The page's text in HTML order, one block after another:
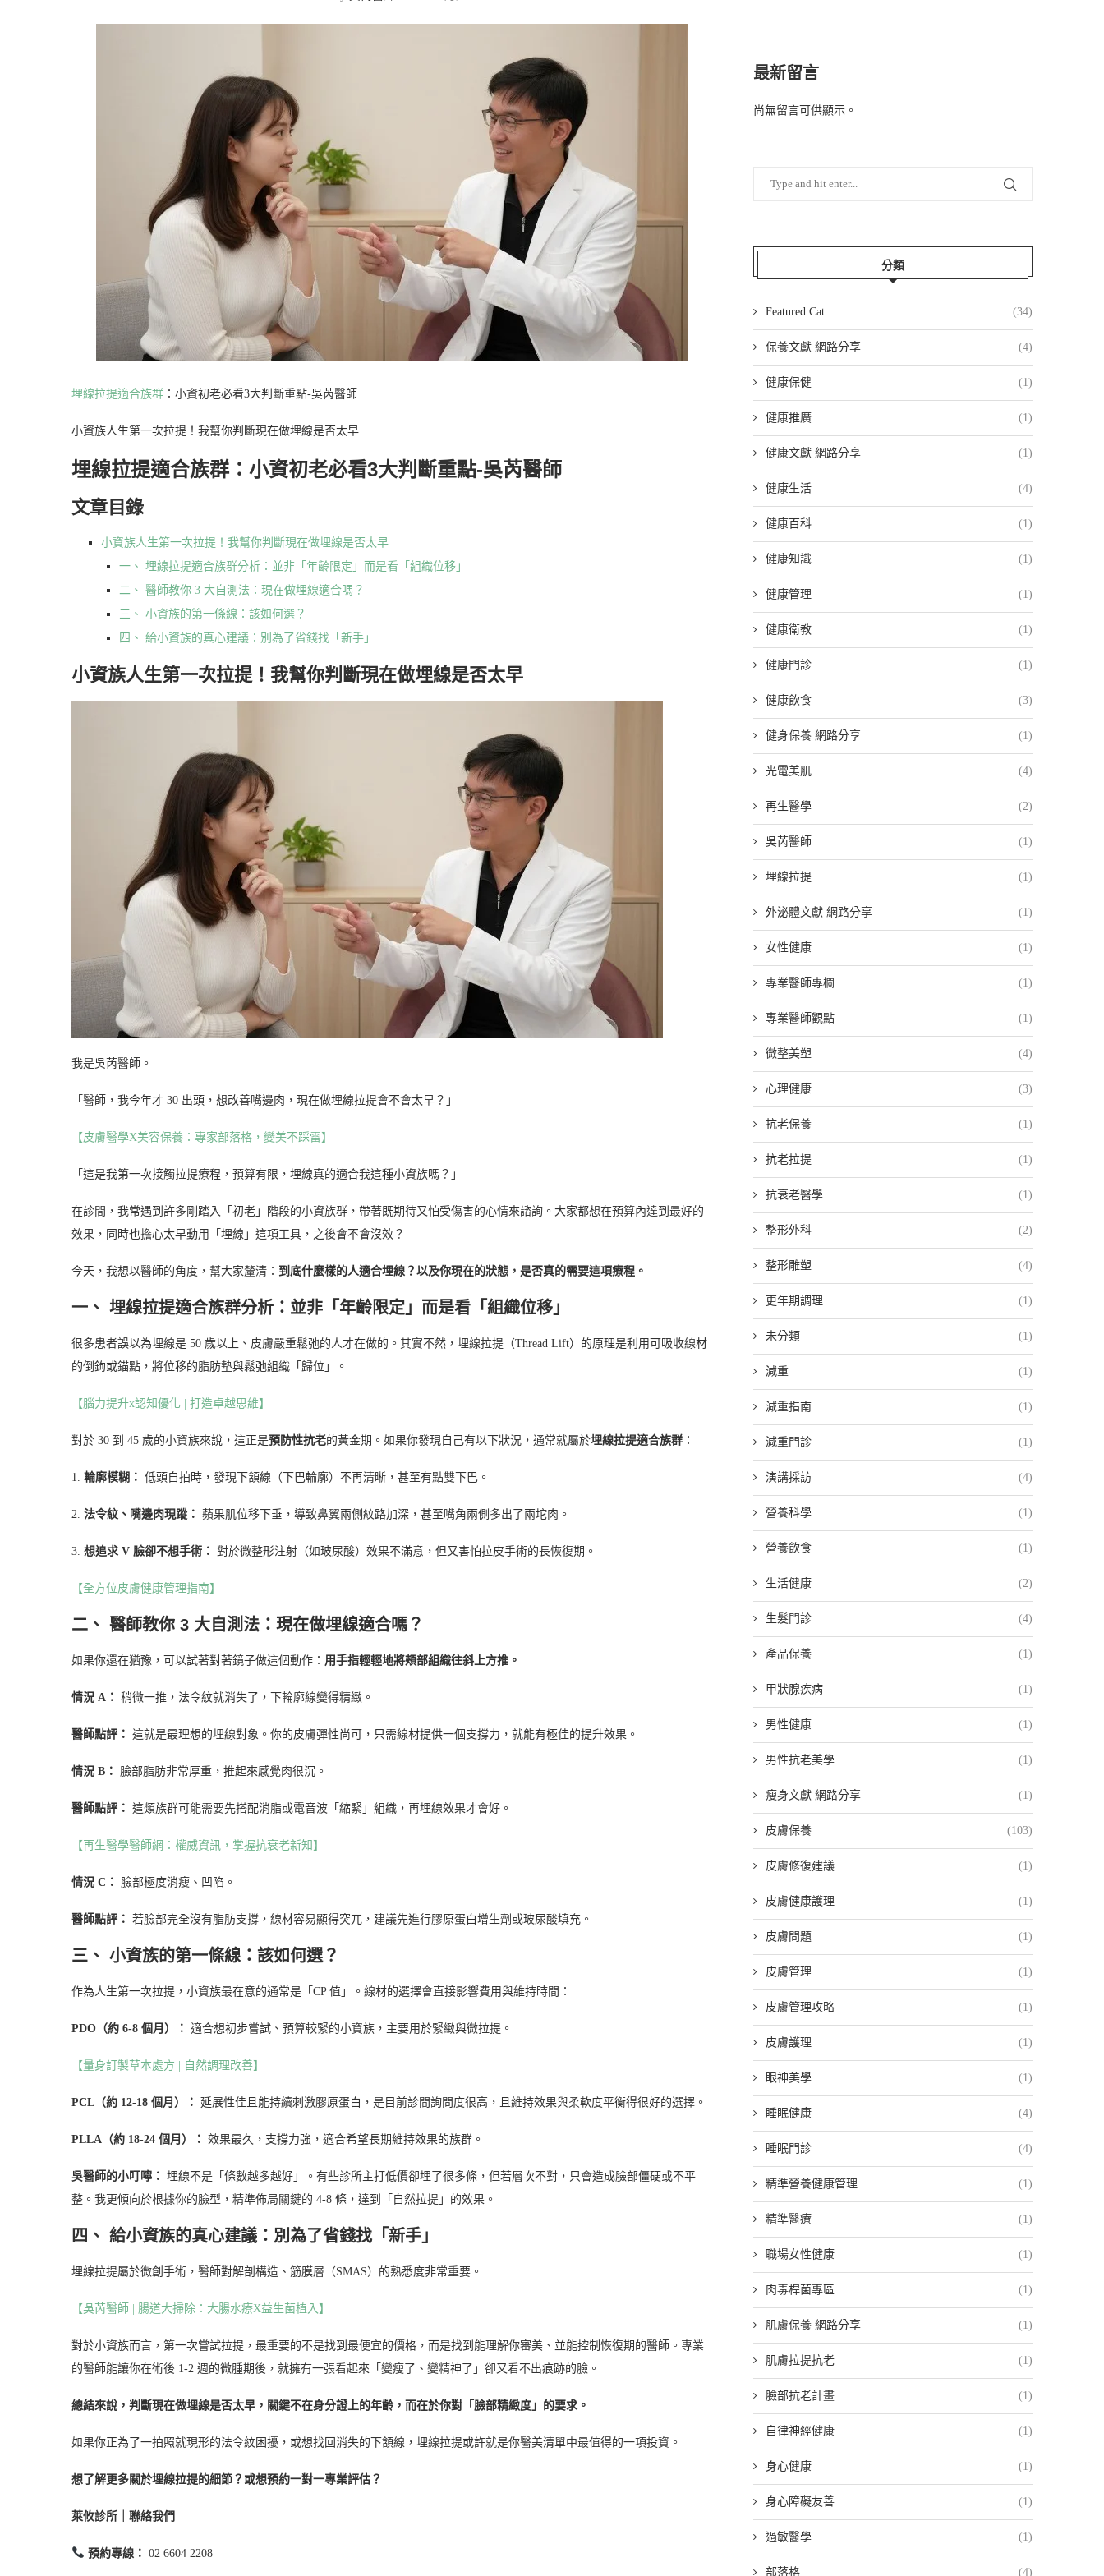
埋線拉提適合族群 ：小資初老必看3大判斷重點-吳芮醫師
小資族人生第一次拉提！我幫你判斷現在做埋線是否太早
埋線拉提適合族群：小資初老必看3大判斷重點-吳芮醫師
文章目錄
小資族人生第一次拉提！我幫你判斷現在做埋線是否太早
一、 埋線拉提適合族群分析：並非「年齡限定」而是看「組織位移」
二、 醫師教你 3 大自測法：現在做埋線適合嗎？
三、 小資族的第一條線：該如何選？
四、 給小資族的真心建議：別為了省錢找「新手」
小資族人生第一次拉提！我幫你判斷現在做埋線是否太早
我是吳芮醫師。
「醫師，我今年才 30 出頭，想改善嘴邊肉，現在做埋線拉提會不會太早？」
【皮膚醫學X美容保養：專家部落格，變美不踩雷】
「這是我第一次接觸拉提療程，預算有限，埋線真的適合我這種小資族嗎？」
在診間，我常遇到許多剛踏入「初老」階段的小資族群，帶著既期待又怕受傷害的心情來諮詢。大家都想在預算內達到最好的
效果，同時也擔心太早動用「埋線」這項工具，之後會不會沒效？
今天，我想以醫師的角度，幫大家釐清： 到底什麼樣的人適合埋線？以及你現在的狀態，是否真的需要這項療程。
一、 埋線拉提適合族群分析：並非「年齡限定」而是看「組織位移」
很多患者誤以為埋線是 50 歲以上、皮膚嚴重鬆弛的人才在做的。其實不然，埋線拉提（Thread Lift）的原理是利用可吸收線材
的倒鉤或錨點，將位移的脂肪墊與鬆弛組織「歸位」。
【腦力提升x認知優化 | 打造卓越思維】
對於 30 到 45 歲的小資族來說，這正是預防性抗老的黃金期。如果你發現自己有以下狀況，通常就屬於埋線拉提適合族群 ：
1. 輪廓模糊： 低頭自拍時，發現下頷線（下巴輪廓）不再清晰，甚至有點雙下巴。
2. 法令紋、嘴邊肉現蹤： 蘋果肌位移下垂，導致鼻翼兩側紋路加深，甚至嘴角兩側多出了兩坨肉。
3. 想追求 V 臉卻不想手術： 對於微整形注射（如玻尿酸）效果不滿意，但又害怕拉皮手術的長恢復期。
【全方位皮膚健康管理指南】
二、 醫師教你 3 大自測法：現在做埋線適合嗎？
如果你還在猶豫，可以試著對著鏡子做這個動作： 用手指輕輕地將頰部組織往斜上方推。
情況 A： 稍微一推，法令紋就消失了，下輪廓線變得精緻。
醫師點評： 這就是最理想的埋線對象。你的皮膚彈性尚可，只需線材提供一個支撐力，就能有極佳的提升效果。
情況 B： 臉部脂肪非常厚重，推起來感覺肉很沉。
醫師點評： 這類族群可能需要先搭配消脂或電音波「縮緊」組織，再埋線效果才會好。
【再生醫學醫師網：權威資訊，掌握抗衰老新知】
情況 C： 臉部極度消瘦、凹陷。
醫師點評： 若臉部完全沒有脂肪支撐，線材容易顯得突兀，建議先進行膠原蛋白增生劑或玻尿酸填充。
三、 小資族的第一條線：該如何選？
作為人生第一次拉提，小資族最在意的通常是「CP 值」。線材的選擇會直接影響費用與維持時間：
PDO（約 6-8 個月）： 適合想初步嘗試、預算較緊的小資族，主要用於緊緻與微拉提。
【量身訂製草本處方 | 自然調理改善】
PCL（約 12-18 個月）： 延展性佳且能持續刺激膠原蛋白，是目前診間詢問度很高，且維持效果與柔軟度平衡得很好的選擇。
PLLA（約 18-24 個月）： 效果最久，支撐力強，適合希望長期維持效果的族群。
吳醫師的小叮嚀： 埋線不是「條數越多越好」。有些診所主打低價卻埋了很多條，但若層次不對，只會造成臉部僵硬或不平
整。我更傾向於根據你的臉型，精準佈局關鍵的 4-8 條，達到「自然拉提」的效果。
四、 給小資族的真心建議：別為了省錢找「新手」
埋線拉提屬於微創手術，醫師對解剖構造、筋膜層（SMAS）的熟悉度非常重要。
【吳芮醫師 | 腸道大掃除：大腸水療X益生菌植入】
對於小資族而言，第一次嘗試拉提，最重要的不是找到最便宜的價格，而是找到能理解你審美、並能控制恢復期的醫師。專業
的醫師能讓你在術後 1-2 週的微腫期後，就擁有一張看起來「變瘦了、變精神了」卻又看不出痕跡的臉。
總結來說，判斷現在做埋線是否太早，關鍵不在身分證上的年齡，而在於你對「臉部精緻度」的要求。
如果你正為了一拍照就現形的法令紋困擾，或想找回消失的下頷線，埋線拉提或許就是你醫美清單中最值得的一項投資。
想了解更多關於埋線拉提的細節？或想預約一對一專業評估？
萊攸診所｜聯絡我們
預約專線： 02 6604 2208
最新留言
尚無留言可供顯示。
分類
Featured Cat (34)
保養文獻 網路分享 (4)
健康保健 (1)
健康推廣 (1)
健康文獻 網路分享 (1)
健康生活 (4)
健康百科 (1)
健康知識 (1)
健康管理 (1)
健康衛教 (1)
健康門診 (1)
健康飲食 (3)
健身保養 網路分享 (1)
光電美肌 (4)
再生醫學 (2)
吳芮醫師 (1)
埋線拉提 (1)
外泌體文獻 網路分享 (1)
女性健康 (1)
專業醫師專欄 (1)
專業醫師觀點 (1)
微整美塑 (4)
心理健康 (3)
抗老保養 (1)
抗老拉提 (1)
抗衰老醫學 (1)
整形外科 (2)
整形雕塑 (4)
更年期調理 (1)
未分類 (1)
減重 (1)
減重指南 (1)
減重門診 (1)
演講採訪 (4)
營養科學 (1)
營養飲食 (1)
生活健康 (2)
生髮門診 (4)
產品保養 (1)
甲狀腺疾病 (1)
男性健康 (1)
男性抗老美學 (1)
瘦身文獻 網路分享 (1)
皮膚保養 (103)
皮膚修復建議 (1)
皮膚健康護理 (1)
皮膚問題 (1)
皮膚管理 (1)
皮膚管理攻略 (1)
皮膚護理 (1)
眼神美學 (1)
睡眠健康 (4)
睡眠門診 (4)
精準營養健康管理 (1)
精準醫療 (1)
職場女性健康 (1)
肉毒桿菌專區 (1)
肌膚保養 網路分享 (1)
肌膚拉提抗老 (1)
臉部抗老計畫 (1)
自律神經健康 (1)
身心健康 (1)
身心障礙友善 (1)
過敏醫學 (1)
部落格 (4)